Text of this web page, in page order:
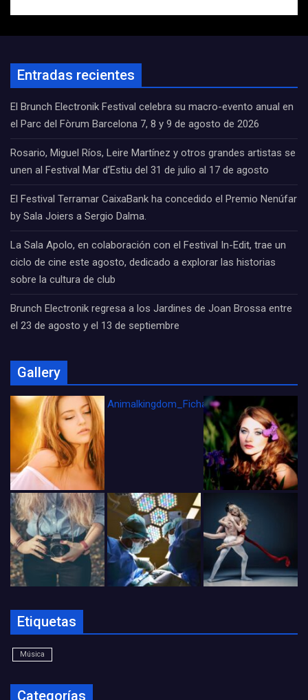
Entradas recientes
El Brunch Electronik Festival celebra su macro-evento anual en
el Parc del Fòrum Barcelona 7, 8 y 9 de agosto de 2026
Rosario, Miguel Ríos, Leire Martínez y otros grandes artistas se
unen al Festival Mar d’Estiu del 31 de julio al 17 de agosto
El Festival Terramar CaixaBank ha concedido el Premio Nenúfar
by Sala Joiers a Sergio Dalma.
La Sala Apolo, en colaboración con el Festival In-Edit, trae un
ciclo de cine este agosto, dedicado a explorar las historias
sobre la cultura de club
Brunch Electronik regresa a los Jardines de Joan Brossa entre
el 23 de agosto y el 13 de septiembre
Gallery
Animalkingdom_FichaCine
Etiquetas
Música
Categorías